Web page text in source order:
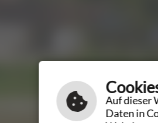
Auf dieser
Daten in